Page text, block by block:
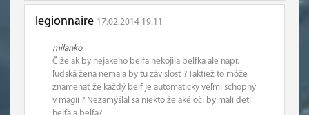
legionnaire 17.02.2014 19:11
milanko
Čiže ak by nejakeho belfa nekojila belfka ale napr.
ľudská žena nemala by tú závislosť ? Taktiež to môže
znamenať že každý belf je automaticky veľmi schopný
v magii ? Nezamýšlal sa niekto že aké oči by mali deti